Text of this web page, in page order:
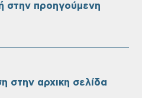
στην προηγούμενη
στην αρχικη σελίδα